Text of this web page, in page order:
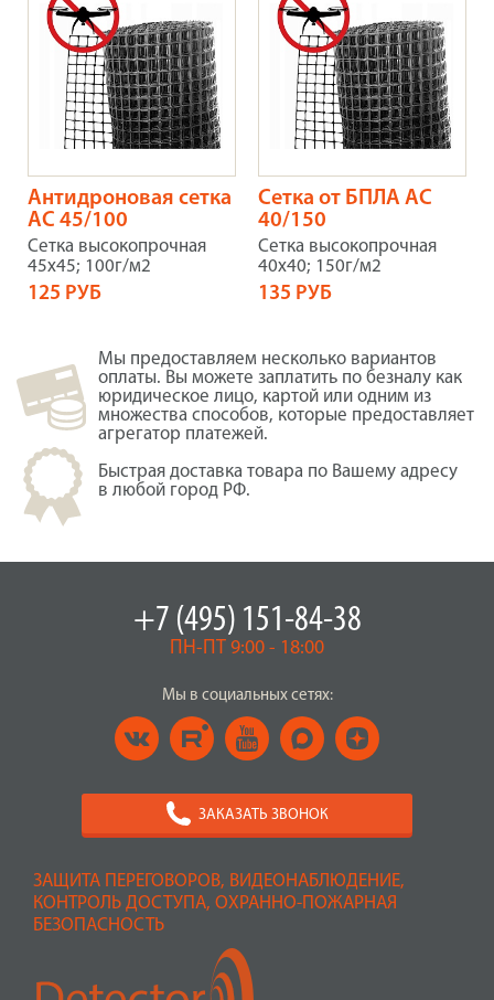
Антидроновая сетка
АС 45/100
Сетка высокопрочная
45х45; 100г/м2
125 РУБ
Сетка от БПЛА АС
40/150
Сетка высокопрочная
40х40; 150г/м2
135 РУБ
Мы предоставляем несколько вариантов
оплаты. Вы можете заплатить по безналу как
юридическое лицо, картой или одним из
множества способов, которые предоставляет
агрегатор платежей.
Быстрая доставка товара по Вашему адресу
в любой город РФ.
ЗАЩИТА ПЕРЕГОВОРОВ, ВИДЕОНАБЛЮДЕНИЕ,
КОНТРОЛЬ ДОСТУПА, ОХРАННО-ПОЖАРНАЯ
БЕЗОПАСНОСТЬ
+7 (495) 151-84-38
ПН-ПТ 9:00 - 18:00
Мы в социальных сетях:
ЗАКАЗАТЬ ЗВОНОК